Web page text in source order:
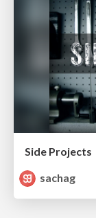
Side Projects
sachag